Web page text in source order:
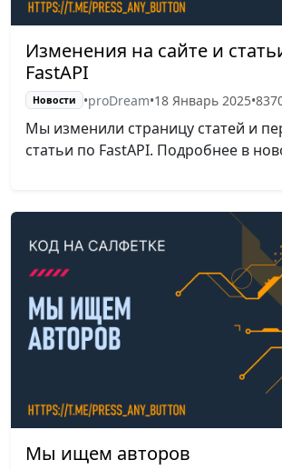
Изменения на сайте и
FastAPI
Новости •proDream•18 Январь 2025•
Мы изменили страницу статей и
статьи по FastAPI. Подробнее в
Мы ищем авторов